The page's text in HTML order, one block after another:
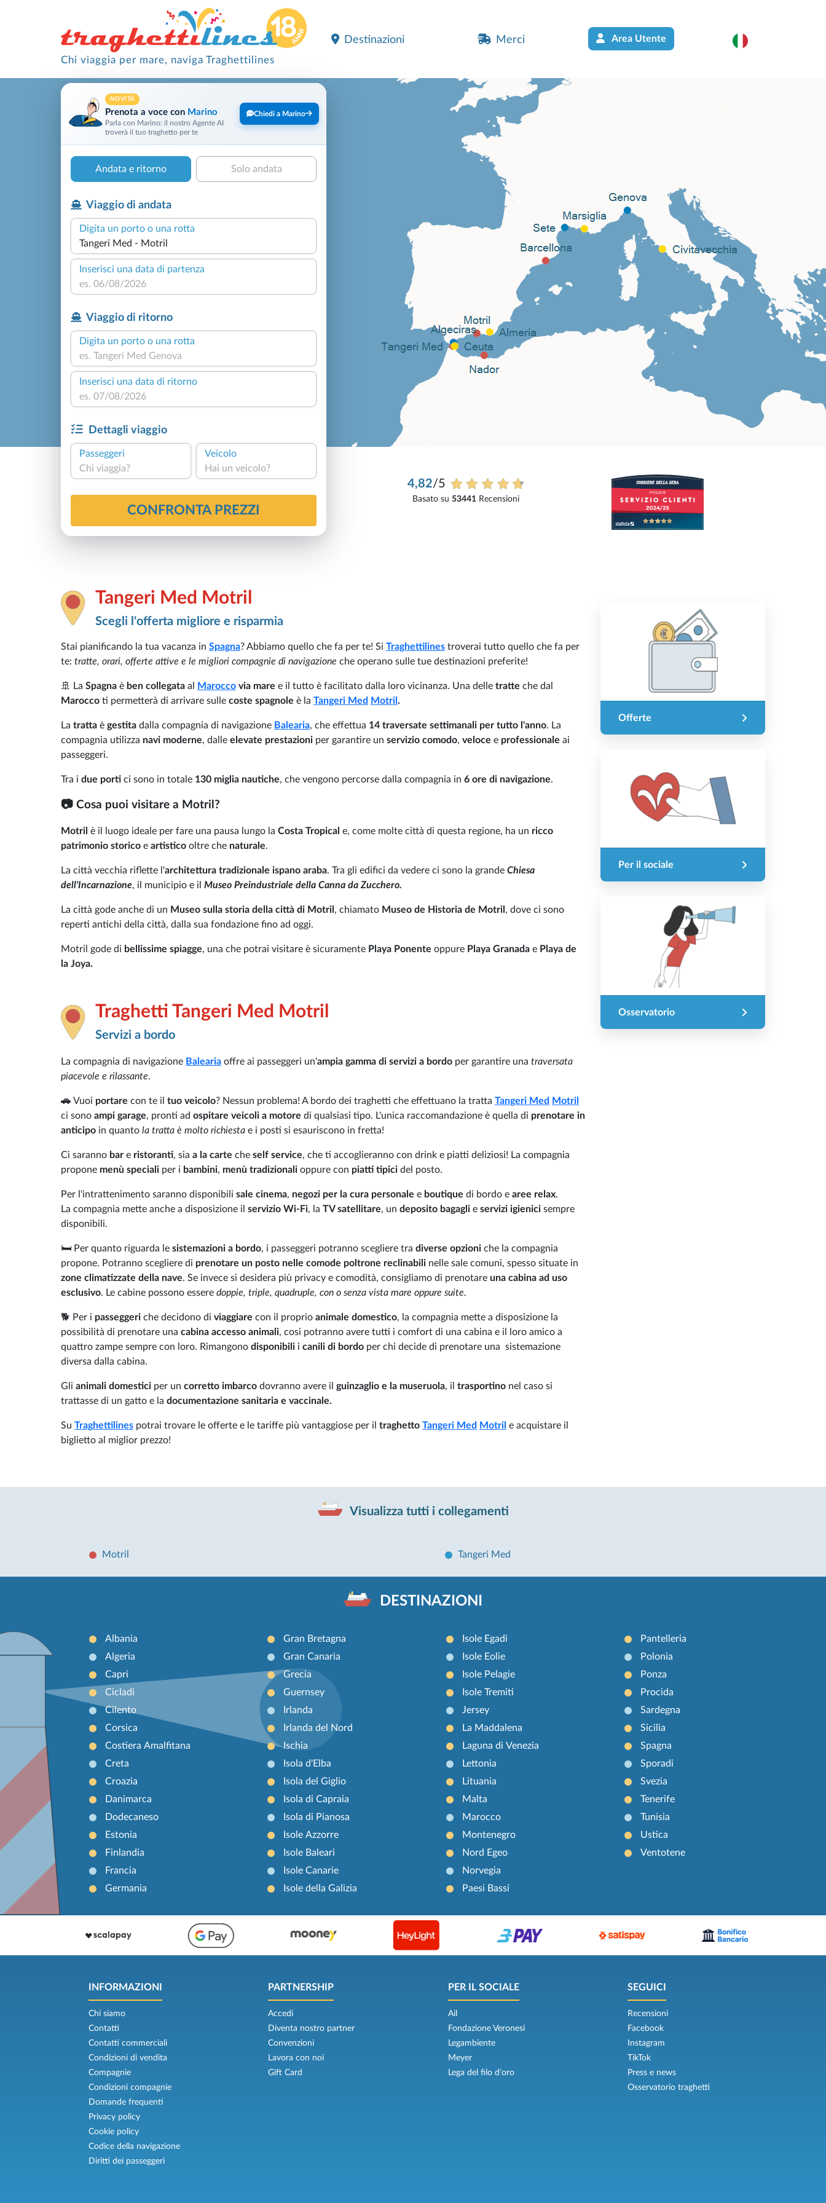
Chi viaggia per mare, naviga Traghettilines
Destinazioni Merci Area Utente
NOVITÀ
Prenota a voce con Marino
Parla con Marino: il nostro Agente AI
troverà il tuo traghetto per te
Chiedi a Marino
Andata e ritorno Solo andata
Viaggio di andata
Digita un porto o una rotta
Inserisci una data di partenza
Viaggio di ritorno
Digita un porto o una rotta
Inserisci una data di ritorno
Dettagli viaggio
Passeggeri
Chi viaggia?
Veicolo
Hai un veicolo?
CONFRONTA PREZZI
4,82/5
Basato su53441 Recensioni
Tangeri Med Motril
Scegli l'offerta migliore e risparmia
Stai pianificando la tua vacanza in Spagna? Abbiamo quello che fa per te! Si Traghettilines troverai tutto quello che fa per
te: tratte, orari, offerte attive e le migliori compagnie di navigazione che operano sulle tue destinazioni preferite!
🚢 La Spagna è ben collegata al Marocco via mare e il tutto è facilitato dalla loro vicinanza. Una delle tratte che dal
Marocco ti permetterà di arrivare sulle coste spagnole è la Tangeri Med Motril .
La tratta è gestita dalla compagnia di navigazione Balearia, che effettua 14 traversate settimanali per tutto l'anno. La
compagnia utilizza navi moderne, dalle elevate prestazioni per garantire un servizio comodo, veloce e professionale ai
passeggeri.
Tra i due porti ci sono in totale 130 miglia nautiche, che vengono percorse dalla compagnia in 6 ore di navigazione.
📷 Cosa puoi visitare a Motril?
Motril è il luogo ideale per fare una pausa lungo la Costa Tropical e, come molte città di questa regione, ha un ricco
patrimonio storico e artistico oltre che naturale.
La città vecchia riflette l'architettura tradizionale ispano araba. Tra gli edifici da vedere ci sono la grande Chiesa
dell'Incarnazione, il municipio e il Museo Preindustriale della Canna da Zucchero.
La città gode anche di un Museo sulla storia della città di Motril , chiamato Museo de Historia de Motril , dove ci sono
reperti antichi della città, dalla sua fondazione fino ad oggi.
Motril gode di bellissime spiagge, una che potrai visitare è sicuramente Playa Ponente oppure Playa Granada e Playa de
la Joya.
Traghetti Tangeri Med Motril
Servizi a bordo
La compagnia di navigazione Balearia offre ai passeggeri un'ampia gamma di servizi a bordo per garantire una traversata
piacevole e rilassante.
🚗 Vuoi portare con te il tuo veicolo? Nessun problema! A bordo dei traghetti che effettuano la tratta Tangeri Med Motril
ci sono ampi garage, pronti ad ospitare veicoli a motore di qualsiasi tipo. L'unica raccomandazione è quella di prenotare in
anticipo in quanto la tratta è molto richiesta e i posti si esauriscono in fretta!
Ci saranno bar e ristoranti, sia a la carte che self service, che ti accoglieranno con drink e piatti deliziosi! La compagnia
propone menù speciali per i bambini, menù tradizionali oppure con piatti tipici del posto.
Per l'intrattenimento saranno disponibili sale cinema, negozi per la cura personale e boutique di bordo e aree relax.
La compagnia mette anche a disposizione il servizio Wi-Fi, la TV satellitare, un deposito bagagli e servizi igienici sempre
disponibili.
🛏️ Per quanto riguarda le sistemazioni a bordo, i passeggeri potranno scegliere tra diverse opzioni che la compagnia
propone. Potranno scegliere di prenotare un posto nelle comode poltrone reclinabili nelle sale comuni, spesso situate in
zone climatizzate della nave. Se invece si desidera più privacy e comodità, consigliamo di prenotare una cabina ad uso
esclusivo. Le cabine possono essere doppie, triple, quadruple, con o senza vista mare oppure suite.
🐕 Per i passeggeri che decidono di viaggiare con il proprio animale domestico, la compagnia mette a disposizione la
possibilità di prenotare una cabina accesso animali, cosi potranno avere tutti i comfort di una cabina e il loro amico a
quattro zampe sempre con loro. Rimangono disponibili i canili di bordo per chi decide di prenotare una sistemazione
diversa dalla cabina.
Gli animali domestici per un corretto imbarco dovranno avere il guinzaglio e la museruola, il trasportino nel caso si
trattasse di un gatto e la documentazione sanitaria e vaccinale.
Su Traghettilines potrai trovare le offerte e le tariffe più vantaggiose per il traghetto Tangeri Med Motril e acquistare il
biglietto al miglior prezzo!
Offerte
Per il sociale
Osservatorio
Visualizza tutti i collegamenti
Motril Tangeri Med
DESTINAZIONI
Albania
Algeria
Capri
Cicladi
Cilento
Corsica
Costiera Amalfitana
Creta
Croazia
Danimarca
Dodecaneso
Estonia
Finlandia
Francia
Germania
Gran Bretagna
Gran Canaria
Grecia
Guernsey
Irlanda
Irlanda del Nord
Ischia
Isola d'Elba
Isola del Giglio
Isola di Capraia
Isola di Pianosa
Isole Azzorre
Isole Baleari
Isole Canarie
Isole della Galizia
Isole Egadi
Isole Eolie
Isole Pelagie
Isole Tremiti
Jersey
La Maddalena
Laguna di Venezia
Lettonia
Lituania
Malta
Marocco
Montenegro
Nord Egeo
Norvegia
Paesi Bassi
Pantelleria
Polonia
Ponza
Procida
Sardegna
Sicilia
Spagna
Sporadi
Svezia
Tenerife
Tunisia
Ustica
Ventotene
INFORMAZIONI
Chi siamo
Contatti
Contatti commerciali
Condizioni di vendita
Compagnie
Condizioni compagnie
Domande frequenti
Privacy policy
Cookie policy
Codice della navigazione
Diritti dei passeggeri
PARTNERSHIP
Accedi
Diventa nostro partner
Convenzioni
Lavora con noi
Gift Card
PER IL SOCIALE
Ail
Fondazione Veronesi
Legambiente
Meyer
Lega del filo d’oro
SEGUICI
Recensioni
Facebook
Instagram
TikTok
Press e news
Osservatorio traghetti